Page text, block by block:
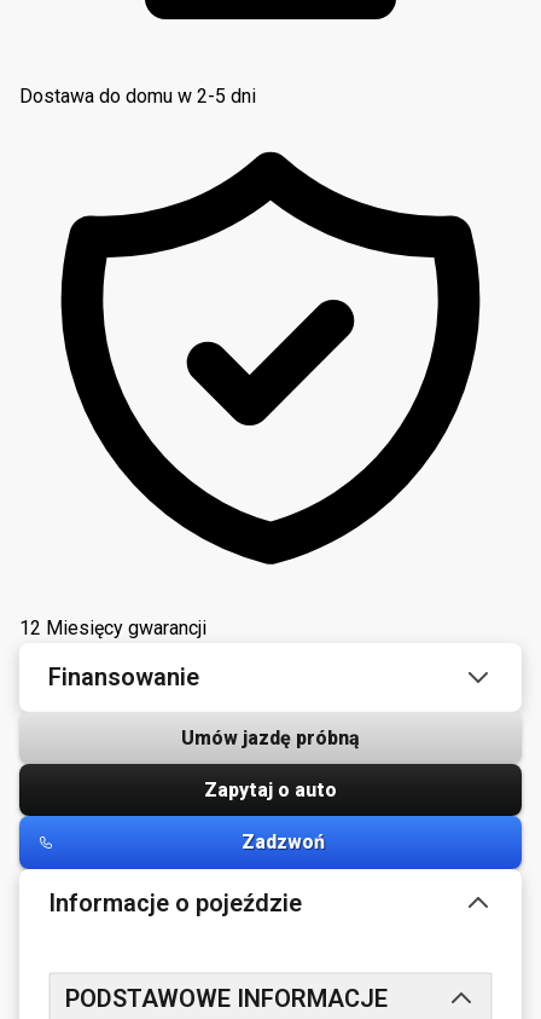
Dostawa do domu w 2-5 dni
12 Miesięcy gwarancji
Finansowanie
Umów jazdę próbną
Zapytaj o auto
Zadzwoń
Informacje o pojeździe
PODSTAWOWE INFORMACJE